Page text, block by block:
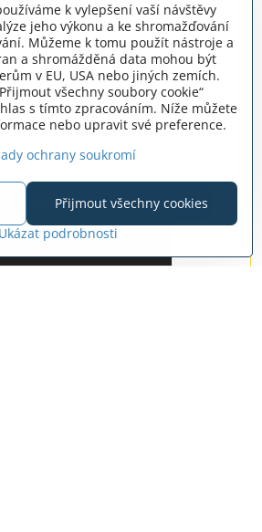
Fun FX CZ+SK růžový
očekáváme
1999 Kč
Zobrazit
k vylepšení vaší návštěvy
jeho výkonu a ke shromažďování
Můžeme k tomu použít nástroje a
a shromážděná data mohou být
v EU, USA nebo jiných zemích.
všechny soubory cookie“
s tímto zpracováním. Níže můžete
nebo upravit své preference.
ochrany soukromí
Ukázat podrobnosti
Přijmout všechny cookies
cookies.Vice info *